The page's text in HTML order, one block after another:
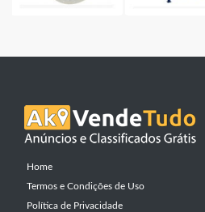
Home
Termos e Condições de Uso
Política de Privacidade